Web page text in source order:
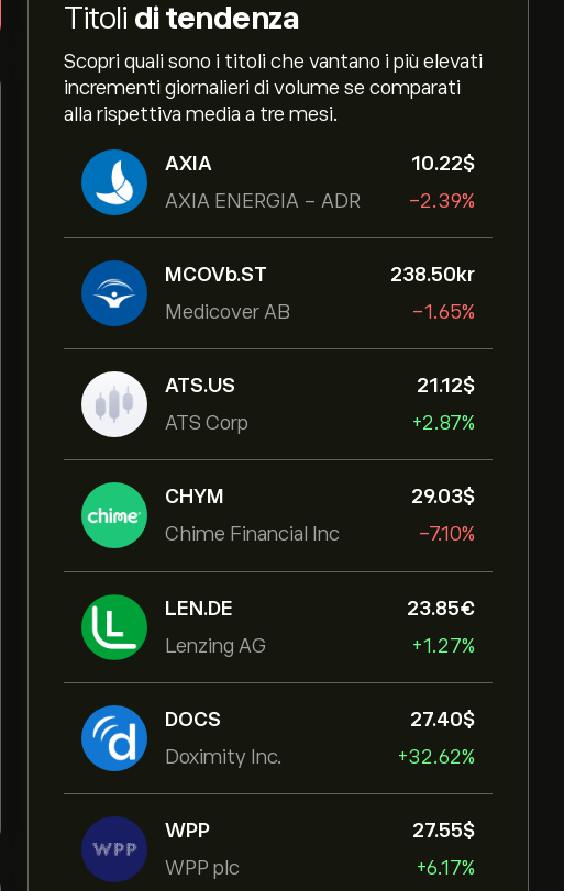
Titoli di tendenza
Scopri quali sono i titoli che vantano i più elevati
incrementi giornalieri di volume se comparati
alla rispettiva media a tre mesi.
AXIA
AXIA ENERGIA - ADR
10.22‎$‎
-2.39%
MCOVb.ST
Medicover AB
238.50‎kr‎
-1.65%
ATS.US
ATS Corp
21.12‎$‎
+2.87%
CHYM
Chime Financial Inc
29.03‎$‎
-7.10%
LEN.DE
Lenzing AG
23.85‎€‎
+1.27%
DOCS
Doximity Inc.
27.40‎$‎
+32.62%
WPP
WPP plc
27.55‎$‎
+6.17%